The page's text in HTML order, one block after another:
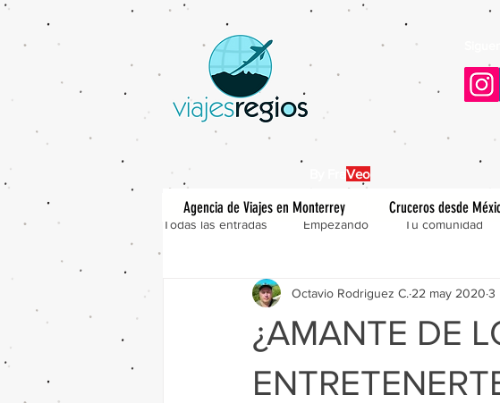
Veo
Agencia de Viajes en Monterrey Cruceros desde
Todas las entradas Empezando Tu comunidad
¿AMANTE DE
Octavio Rodriguez C. 22 may 2020 3